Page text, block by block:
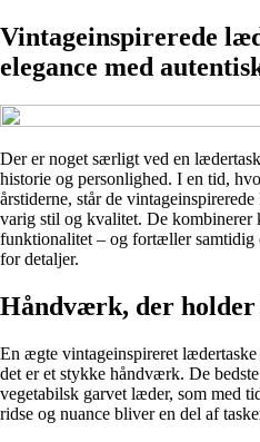
Vintageinspirerede
elegance med
Der er noget særligt ved en
historie og personlighed. I en tid,
årstiderne, står de
varig stil og kvalitet. De kombinerer
funktionalitet – og fortæller samtidig
for detaljer.
Håndværk, der
En ægte vintageinspireret
det er et stykke håndværk. De
vegetabilsk garvet læder, som med
ridse og nuance bliver en del af